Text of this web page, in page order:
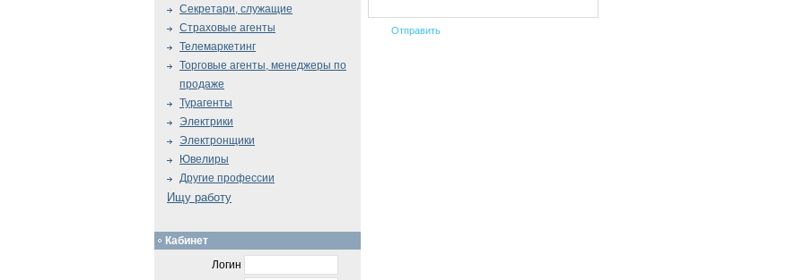
Секретари, служащие
Страховые агенты
Телемаркетинг
Торговые агенты, менеджеры по
продаже
Турагенты
Электрики
Электронщики
Ювелиры
Другие профессии
Ищу работу
Кабинет
Логин